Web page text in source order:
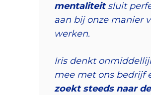
mentaliteitsluit
aan bij onze manier
werken.
Iris denkt
mee met ons bedrijf
zoekt steeds naar de